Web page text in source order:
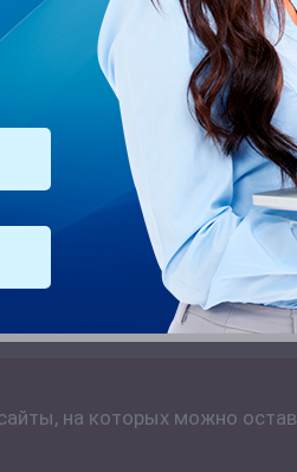
услуг достигнет 9,9 млрд
8,19% в
в день, работая от 2
на которых можно